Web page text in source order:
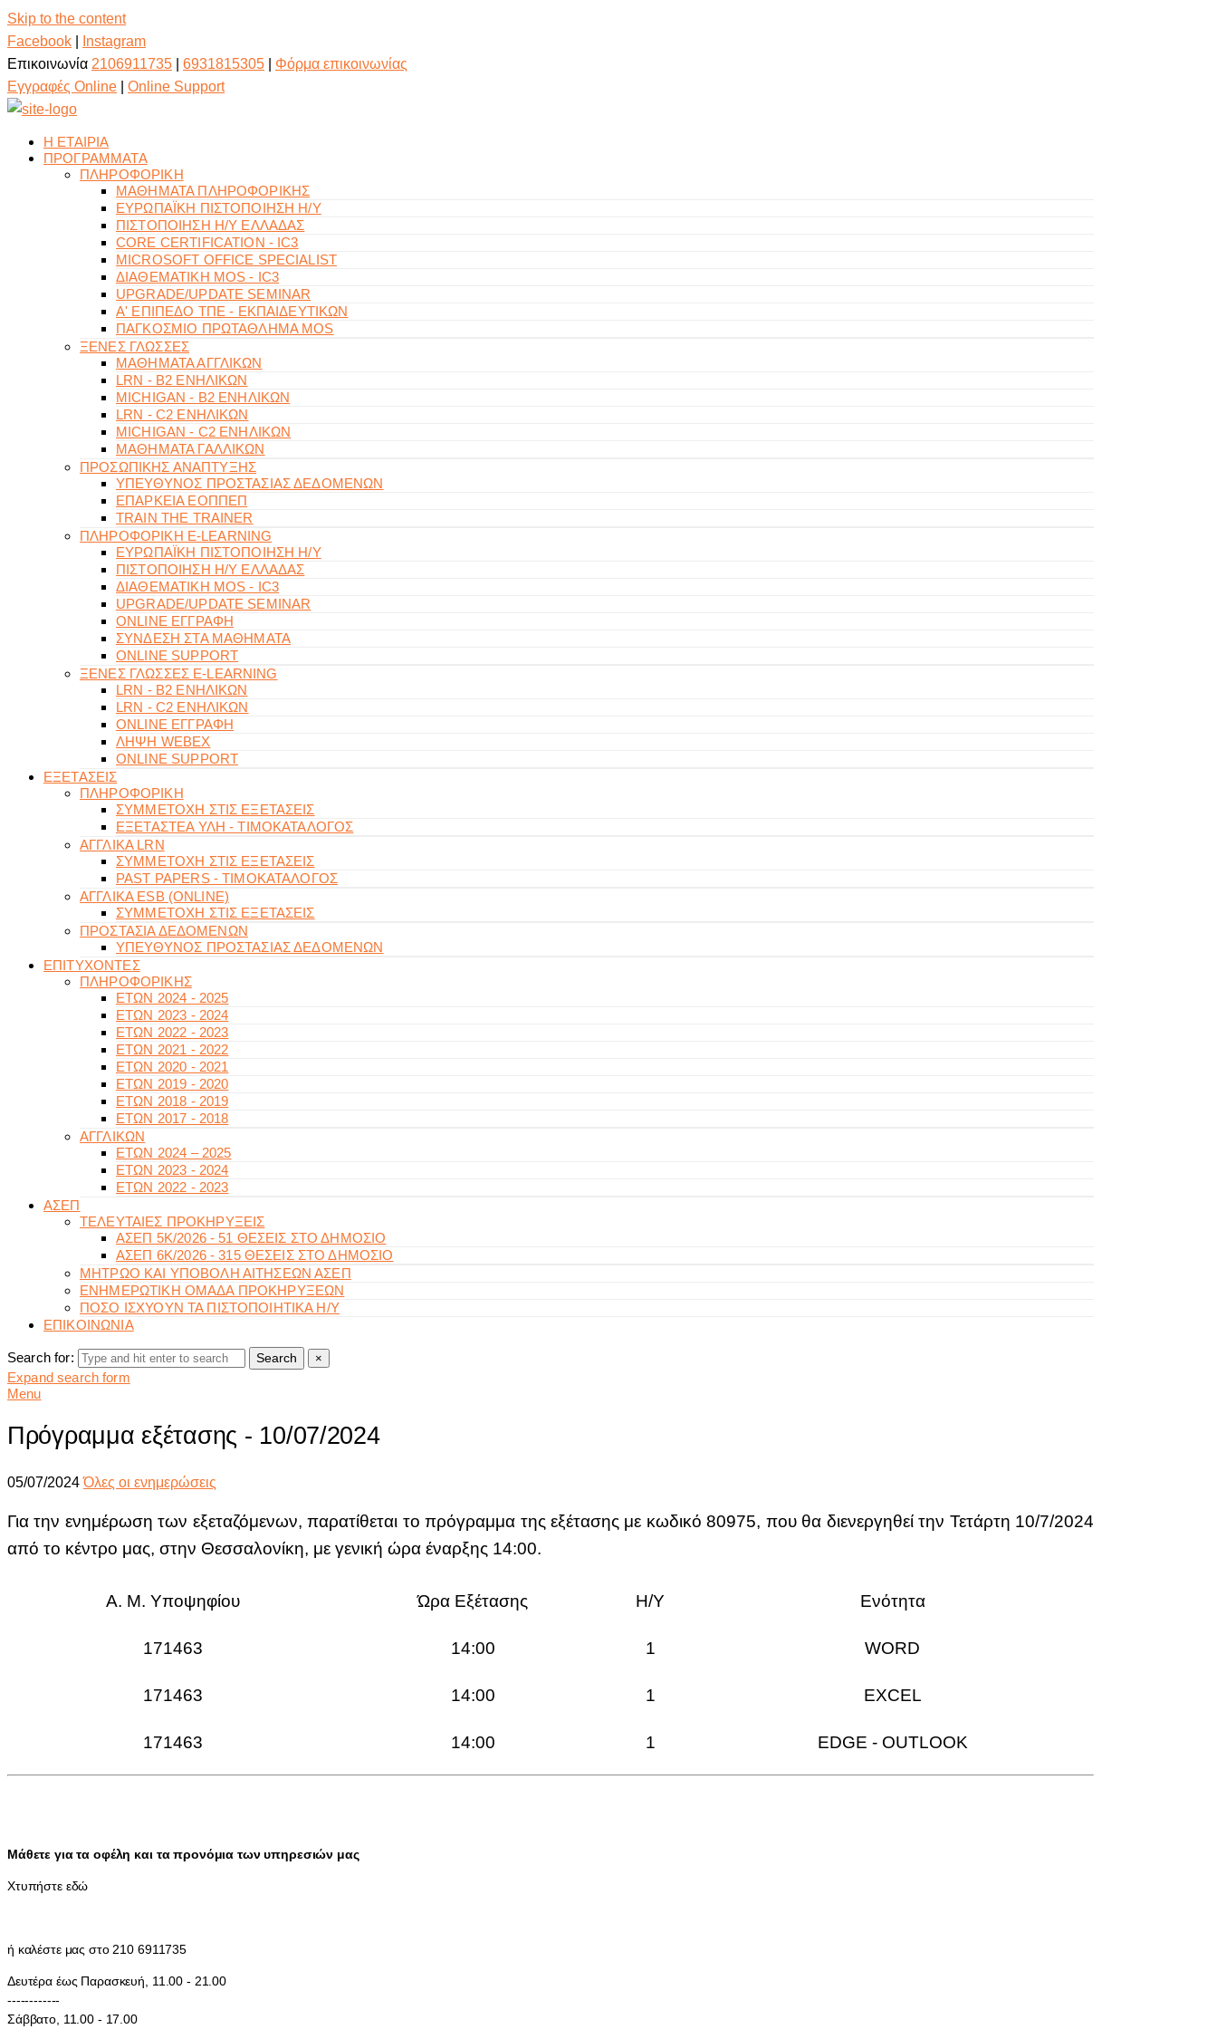
Skip to the content
Facebook
Instagram
Επικοινωνία 2106911735 6931815305
Φόρμα επικοινωνίας
Εγγραφές Online
Online Support
Η ΕΤΑΙΡΙΑ
ΠΡΟΓΡΑΜΜΑΤΑ
ΠΛΗΡΟΦΟΡΙΚΗ
ΜΑΘΗΜΑΤΑ ΠΛΗΡΟΦΟΡΙΚΗΣ
ΕΥΡΩΠΑΪΚΗ ΠΙΣΤΟΠΟΙΗΣΗ Η/Υ
ΠΙΣΤΟΠΟΙΗΣΗ Η/Υ ΕΛΛΑΔΑΣ
CORE CERTIFICATION - IC3
MICROSOFT OFFICE SPECIALIST
ΔΙΑΘΕΜΑΤΙΚΗ MOS - IC3
UPGRADE/UPDATE SEMINAR
Α' ΕΠΙΠΕΔΟ ΤΠΕ - ΕΚΠΑΙΔΕΥΤΙΚΩΝ
ΠΑΓΚΟΣΜΙΟ ΠΡΩΤΑΘΛΗΜΑ MOS
ΞΕΝΕΣ ΓΛΩΣΣΕΣ
ΜΑΘΗΜΑΤΑ ΑΓΓΛΙΚΩΝ
LRN - B2 ΕΝΗΛΙΚΩΝ
MICHIGAN - B2 ΕΝΗΛΙΚΩΝ
LRN - C2 ΕΝΗΛΙΚΩΝ
MICHIGAN - C2 ΕΝΗΛΙΚΩΝ
ΜΑΘΗΜΑΤΑ ΓΑΛΛΙΚΩΝ
ΠΡΟΣΩΠΙΚΗΣ ΑΝΑΠΤΥΞΗΣ
ΥΠΕΥΘΥΝΟΣ ΠΡΟΣΤΑΣΙΑΣ ΔΕΔΟΜΕΝΩΝ
ΕΠΑΡΚΕΙΑ ΕΟΠΠΕΠ
TRAIN THE TRAINER
ΠΛΗΡΟΦΟΡΙΚΗ E-LEARNING
ΕΥΡΩΠΑΪΚΗ ΠΙΣΤΟΠΟΙΗΣΗ Η/Υ
ΠΙΣΤΟΠΟΙΗΣΗ Η/Υ ΕΛΛΑΔΑΣ
ΔΙΑΘΕΜΑΤΙΚΗ MOS - IC3
UPGRADE/UPDATE SEMINAR
ONLINE ΕΓΓΡΑΦΗ
ΣΥΝΔΕΣΗ ΣΤΑ ΜΑΘΗΜΑΤΑ
ONLINE SUPPORT
ΞΕΝΕΣ ΓΛΩΣΣΕΣ E-LEARNING
LRN - B2 ΕΝΗΛΙΚΩΝ
LRN - C2 ΕΝΗΛΙΚΩΝ
ONLINE ΕΓΓΡΑΦΗ
ΛΗΨΗ WEBEX
ONLINE SUPPORT
ΕΞΕΤΑΣΕΙΣ
ΠΛΗΡΟΦΟΡΙΚΗ
ΣΥΜΜΕΤΟΧΗ ΣΤΙΣ ΕΞΕΤΑΣΕΙΣ
ΕΞΕΤΑΣΤΕΑ ΥΛΗ - ΤΙΜΟΚΑΤΑΛΟΓΟΣ
ΑΓΓΛΙΚΑ LRN
ΣΥΜΜΕΤΟΧΗ ΣΤΙΣ ΕΞΕΤΑΣΕΙΣ
PAST PAPERS - ΤΙΜΟΚΑΤΑΛΟΓΟΣ
ΑΓΓΛΙΚΑ ESB (ONLINE)
ΣΥΜΜΕΤΟΧΗ ΣΤΙΣ ΕΞΕΤΑΣΕΙΣ
ΠΡΟΣΤΑΣΙΑ ΔΕΔΟΜΕΝΩΝ
ΥΠΕΥΘΥΝΟΣ ΠΡΟΣΤΑΣΙΑΣ ΔΕΔΟΜΕΝΩΝ
ΕΠΙΤΥΧΟΝΤΕΣ
ΠΛΗΡΟΦΟΡΙΚΗΣ
ΕΤΩΝ 2024 - 2025
ΕΤΩΝ 2023 - 2024
ΕΤΩΝ 2022 - 2023
ΕΤΩΝ 2021 - 2022
ΕΤΩΝ 2020 - 2021
ΕΤΩΝ 2019 - 2020
ΕΤΩΝ 2018 - 2019
ΕΤΩΝ 2017 - 2018
ΑΓΓΛΙΚΩΝ
ΕΤΩΝ 2024 – 2025
ΕΤΩΝ 2023 - 2024
ΕΤΩΝ 2022 - 2023
ΑΣΕΠ
ΤΕΛΕΥΤΑΙΕΣ ΠΡΟΚΗΡΥΞΕΙΣ
ΑΣΕΠ 5Κ/2026 - 51 ΘΕΣΕΙΣ ΣΤΟ ΔΗΜΟΣΙΟ
ΑΣΕΠ 6Κ/2026 - 315 ΘΕΣΕΙΣ ΣΤΟ ΔΗΜΟΣΙΟ
ΜΗΤΡΩΟ ΚΑΙ ΥΠΟΒΟΛΗ ΑΙΤΗΣΕΩΝ ΑΣΕΠ
ΕΝΗΜΕΡΩΤΙΚΗ ΟΜΑΔΑ ΠΡΟΚΗΡΥΞΕΩΝ
ΠΟΣΟ ΙΣΧΥΟΥΝ ΤΑ ΠΙΣΤΟΠΟΙΗΤΙΚΑ Η/Υ
ΕΠΙΚΟΙΝΩΝΙΑ
Search for: Search ×
Expand search form
Menu
Πρόγραμμα εξέτασης - 10/07/2024
05/07/2024 Όλες οι ενημερώσεις
Για την ενημέρωση των εξεταζόμενων, παρατίθεται το πρόγραμμα της εξέτασης με κωδικό 80975, που θα διενεργηθεί την Τετάρτη 10/7/2024
από το κέντρο μας, στην Θεσσαλονίκη, με γενική ώρα έναρξης 14:00.
Α. Μ. Υποψηφίου Ώρα Εξέτασης Η/Υ Ενότητα
171463 14:00 1 WORD
171463 14:00 1 EXCEL
171463 14:00 1 EDGE - OUTLOOK
Μάθετε για τα οφέλη και τα προνόμια των υπηρεσιών μας
Χτυπήστε εδώ
ή καλέστε μας στο 210 6911735
Δευτέρα έως Παρασκευή, 11.00 - 21.00
------------
Σάββατο, 11.00 - 17.00